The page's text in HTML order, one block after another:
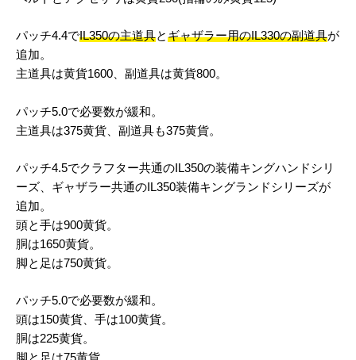
パッチ4.4でIL350の主道具とギャザラー用のIL330の副道具が
追加。
主道具は黄貨1600、副道具は黄貨800。
パッチ5.0で必要数が緩和。
主道具は375黄貨、副道具も375黄貨。
パッチ4.5でクラフター共通のIL350の装備キングハンドシリ
ーズ、ギャザラー共通のIL350装備キングランドシリーズが
追加。
頭と手は900黄貨。
胴は1650黄貨。
脚と足は750黄貨。
パッチ5.0で必要数が緩和。
頭は150黄貨、手は100黄貨。
胴は225黄貨。